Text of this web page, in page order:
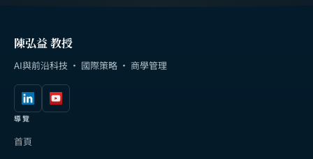
陳弘益 教授
AI與前沿科技 · 國際策略 · 商學管理
導覽
首頁